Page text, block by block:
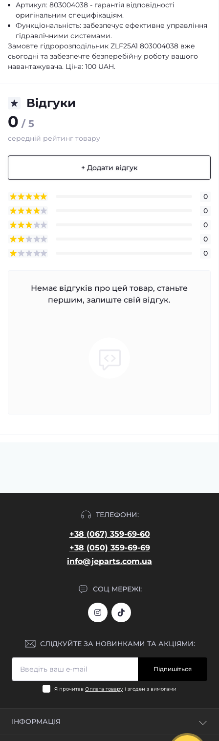
Артикул: 803004038 - гарантія відповідності
оригінальним специфікаціям.
Функціональність: забезпечує ефективне управління
гідравлічними системами.
Замовте гідророзподільник ZLF25A1 803004038 вже
сьогодні та забезпечте безперебійну роботу вашого
навантажувача. Ціна: 100 UAH.
Відгуки
0 / 5
середній рейтинг товару
+ Додати відгук
0
0
0
0
0
Немає відгуків про цей товар, станьте
першим, залиште свій відгук.
ТЕЛЕФОНИ:
+38 (067) 359-69-60
+38 (050) 359-69-69
info@jeparts.com.ua
СОЦ МЕРЕЖІ:
СЛІДКУЙТЕ ЗА НОВИНКАМИ ТА АКЦІЯМИ:
Підпишіться
Я прочитав Оплата товару і згоден з вимогами
ІНФОРМАЦІЯ